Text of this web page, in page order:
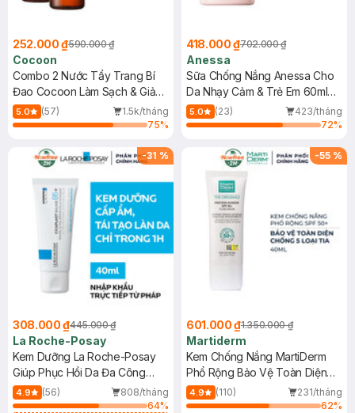
252.000 ₫590.000 ₫
Cocoon
Combo 2 Nước Tẩy Trang Bí
Đao Cocoon Làm Sạch & Giảm
Dầu 500ml
5.0 (57)
1.5k/tháng
75%
418.000 ₫702.000 ₫
Anessa
Sữa Chống Nắng Anessa Cho
Da Nhạy Cảm & Trẻ Em 60ml
(Mới)
5.0 (23)
423/tháng
72%
-31 %
308.000 ₫445.000 ₫
La Roche-Posay
Kem Dưỡng La Roche-Posay
Giúp Phục Hồi Da Đa Công
Dụng 40ml
4.9 (56)
808/tháng
64%
-55 %
601.000 ₫1.350.000 ₫
Martiderm
Kem Chống Nắng MartiDerm
Phổ Rộng Bảo Vệ Toàn Diện
40ml
4.9 (110)
231/tháng
62%